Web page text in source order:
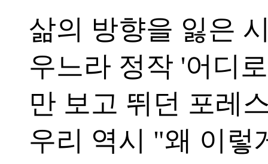
삶의 방향을 잃은
우느라 정작 '어디
만 보고 뛰던 포레
우리 역시 "왜 이